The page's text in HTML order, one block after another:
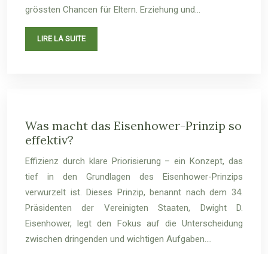
grössten Chancen für Eltern. Erziehung und…
LIRE LA SUITE
Was macht das Eisenhower-Prinzip so
effektiv?
Effizienz durch klare Priorisierung – ein Konzept, das
tief in den Grundlagen des Eisenhower-Prinzips
verwurzelt ist. Dieses Prinzip, benannt nach dem 34.
Präsidenten der Vereinigten Staaten, Dwight D.
Eisenhower, legt den Fokus auf die Unterscheidung
zwischen dringenden und wichtigen Aufgaben….